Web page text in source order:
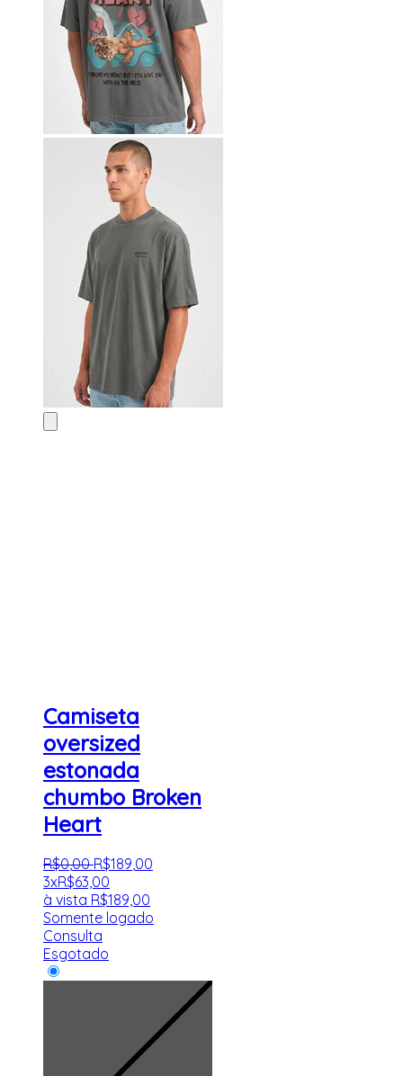
Camiseta
oversized
estonada
chumbo Broken
Heart
R$0,00 R$189,00
3xR$63,00
à vista R$189,00
Somente logado
Consulta
Esgotado